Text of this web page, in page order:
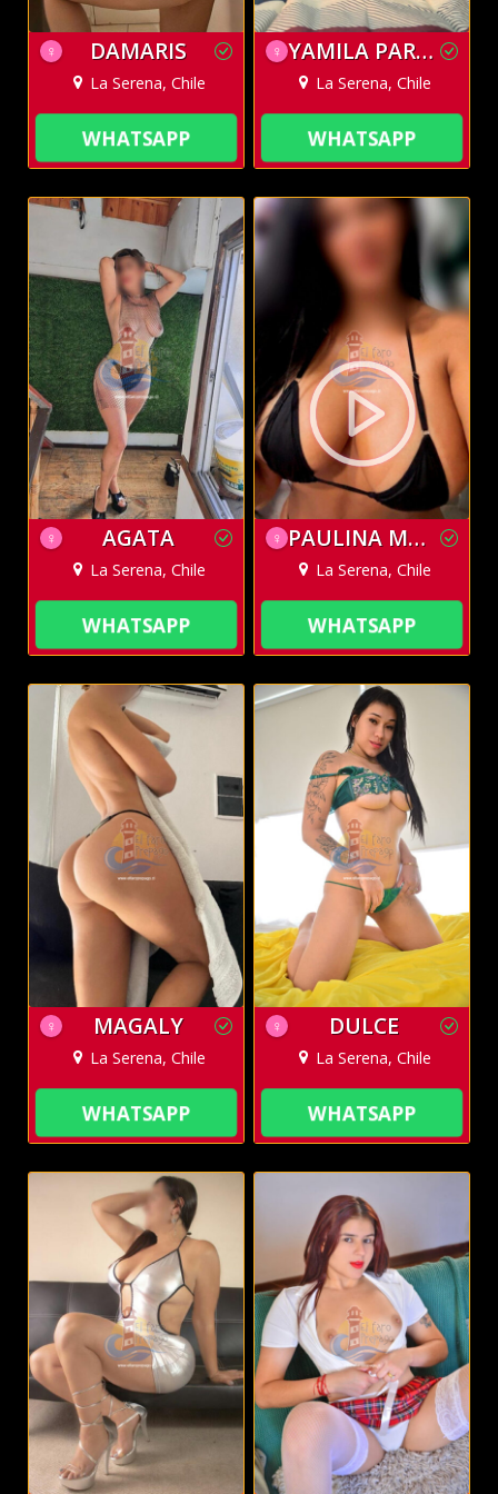
♀ DAMARIS
La Serena, Chile
WHATSAPP
♀ YAMILA PARAGUAYA
La Serena, Chile
WHATSAPP
♀ AGATA
La Serena, Chile
WHATSAPP
♀ PAULINA MASAJISTA
La Serena, Chile
WHATSAPP
♀ MAGALY
La Serena, Chile
WHATSAPP
♀ DULCE
La Serena, Chile
WHATSAPP